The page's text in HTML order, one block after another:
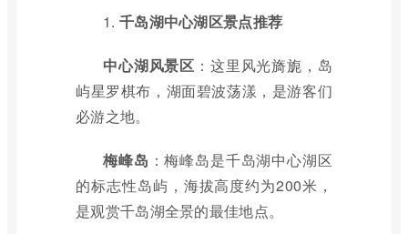
1. 千岛湖中心湖区景点推荐
中心湖风景区 ：这里风光旖旎，岛
屿星罗棋布，湖面碧波荡漾，是游客们
必游之地。
梅峰岛 ：梅峰岛是千岛湖中心湖区
的标志性岛屿，海拔高度约为200米，
是观赏千岛湖全景的最佳地点。